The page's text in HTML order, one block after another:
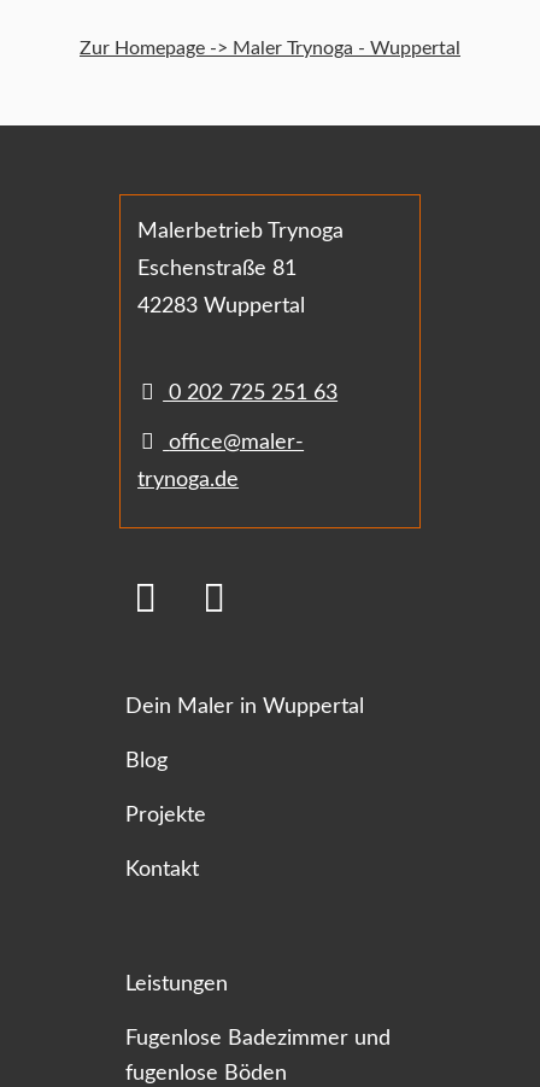
Zur Homepage -> Maler Trynoga - Wuppertal
Malerbetrieb Trynoga
Eschenstraße 81
42283 Wuppertal
0 202 725 251 63
office@maler-
trynoga.de
Dein Maler in Wuppertal
Blog
Projekte
Kontakt
Leistungen
Fugenlose Badezimmer und
fugenlose Böden